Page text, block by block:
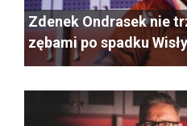
Zdenek Ondrasek nie
zębami po spadku